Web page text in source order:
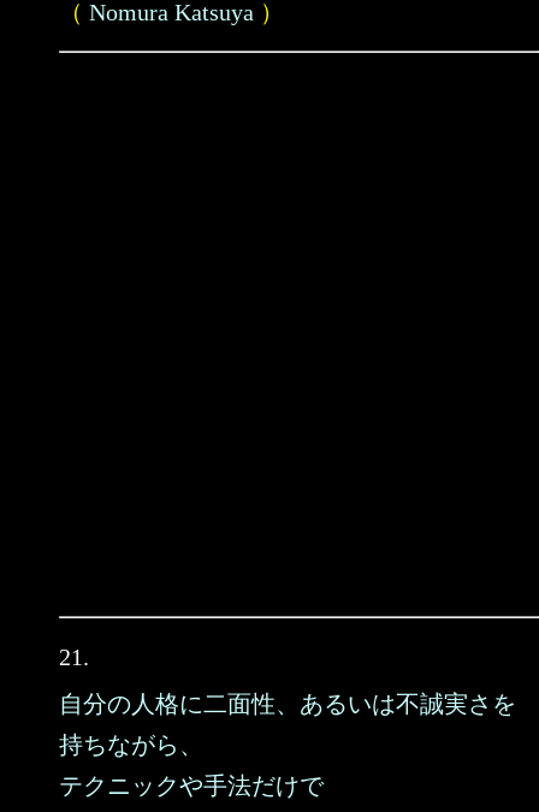
（ Nomura Katsuya ）
21.
自分の人格に二面性、あるいは不誠実さを
持ちながら、
テクニックや手法だけで